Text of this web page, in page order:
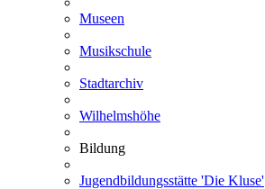
Museen
Musikschule
Stadtarchiv
Wilhelmshöhe
Bildung
Jugendbildungsstätte 'Die Kluse'